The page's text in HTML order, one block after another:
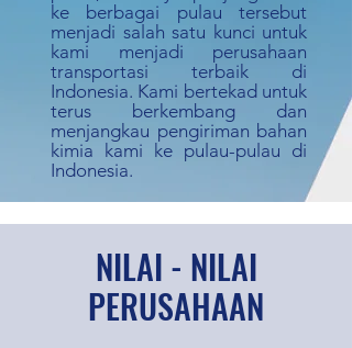
ke berbagai pulau tersebut
menjadi salah satu kunci untuk
kami menjadi perusahaan
transportasi terbaik di
Indonesia. Kami bertekad untuk
terus berkembang dan
menjangkau pengiriman bahan
kimia kami ke pulau-pulau di
Indonesia.
NILAI - NILAI
PERUSAHAAN